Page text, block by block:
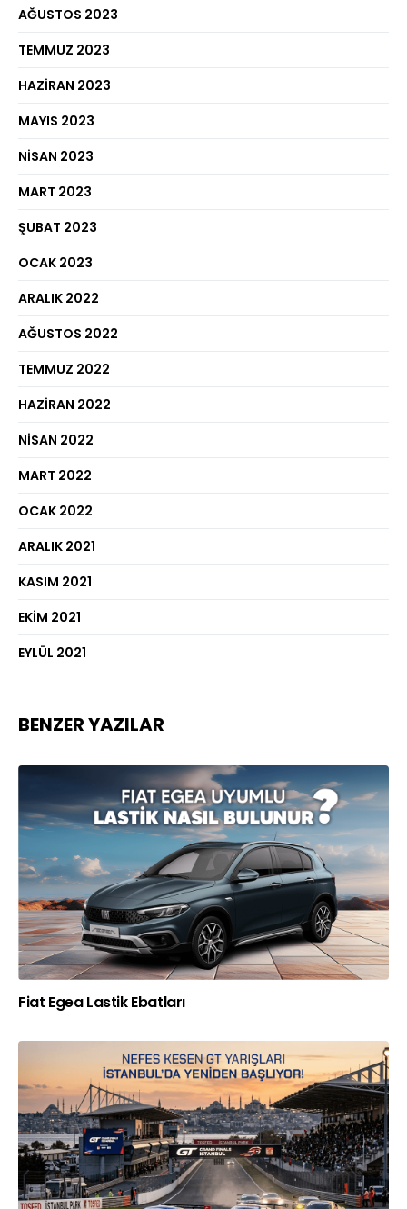
AĞUSTOS 2023
TEMMUZ 2023
HAZIRAN 2023
MAYIS 2023
NISAN 2023
MART 2023
ŞUBAT 2023
OCAK 2023
ARALIK 2022
AĞUSTOS 2022
TEMMUZ 2022
HAZIRAN 2022
NISAN 2022
MART 2022
OCAK 2022
ARALIK 2021
KASIM 2021
EKIM 2021
EYLÜL 2021
BENZER YAZILAR
Fiat Egea Lastik Ebatları